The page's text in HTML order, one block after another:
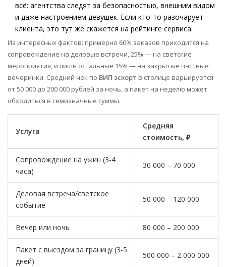
всё: агентства следят за безопасностью, внешним видом
и даже настроением девушек. Если кто-то разочарует
клиента, это тут же скажется на рейтинге сервиса.
Из интересных фактов: примерно 60% заказов приходится на
сопровождение на деловые встречи, 25% — на светские
мероприятия, и лишь остальные 15% — на закрытые частные
вечеринки. Средний чек по ВИП эскорт в столице варьируется
от 50 000 до 200 000 рублей за ночь, а пакет на неделю может
обходиться в семизначные суммы.
Услуга
Средняя
стоимость, ₽
Сопровождение на ужин (3-4
часа)
30 000 – 70 000
Деловая встреча/светское
событие
50 000 – 120 000
Вечер или ночь 80 000 – 200 000
Пакет с выездом за границу (3-5
дней)
500 000 – 2 000 000